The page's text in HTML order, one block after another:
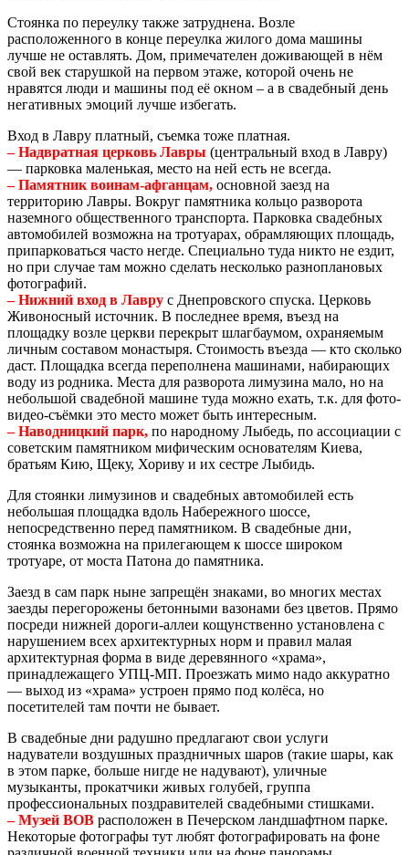
Стоянка по переулку также затруднена. Возле
расположенного в конце переулка жилого дома машины
лучше не оставлять. Дом, примечателен доживающей в нём
свой век старушкой на первом этаже, которой очень не
нравятся люди и машины под её окном – а в свадебный день
негативных эмоций лучше избегать.
Вход в Лавру платный, съемка тоже платная.
– Надвратная церковь Лавры (центральный вход в Лавру)
— парковка маленькая, место на ней есть не всегда.
– Памятник воинам-афганцам, основной заезд на
территорию Лавры. Вокруг памятника кольцо разворота
наземного общественного транспорта. Парковка свадебных
автомобилей возможна на тротуарах, обрамляющих площадь,
припарковаться часто негде. Специально туда никто не ездит,
но при случае там можно сделать несколько разноплановых
фотографий.
– Нижний вход в Лавру с Днепровского спуска. Церковь
Живоносный источник. В последнее время, въезд на
площадку возле церкви перекрыт шлагбаумом, охраняемым
личным составом монастыря. Стоимость въезда — кто сколько
даст. Площадка всегда переполнена машинами, набирающих
воду из родника. Места для разворота лимузина мало, но на
небольшой свадебной машине туда можно ехать, т.к. для фото-
видео-съёмки это место может быть интересным.
– Наводницкий парк, по народному Лыбедь, по ассоциации с
советским памятником мифическим основателям Киева,
братьям Кию, Щеку, Хориву и их сестре Лыбидь.
Для стоянки лимузинов и свадебных автомобилей есть
небольшая площадка вдоль Набережного шоссе,
непосредственно перед памятником. В свадебные дни,
стоянка возможна на прилегающем к шоссе широком
тротуаре, от моста Патона до памятника.
Заезд в сам парк ныне запрещён знаками, во многих местах
заезды перегорожены бетонными вазонами без цветов. Прямо
посреди нижней дороги-аллеи кощунственно установлена с
нарушением всех архитектурных норм и правил малая
архитектурная форма в виде деревянного «храма»,
принадлежащего УПЦ-МП. Проезжать мимо надо аккуратно
— выход из «храма» устроен прямо под колёса, но
посетителей там почти не бывает.
В свадебные дни радушно предлагают свои услуги
надуватели воздушных праздничных шаров (такие шары, как
в этом парке, больше нигде не надувают), уличные
музыканты, прокатчики живых голубей, группа
профессиональных поздравителей свадебными стишками.
– Музей ВОВ расположен в Печерском ландшафтном парке.
Некоторые фотографы тут любят фотографировать на фоне